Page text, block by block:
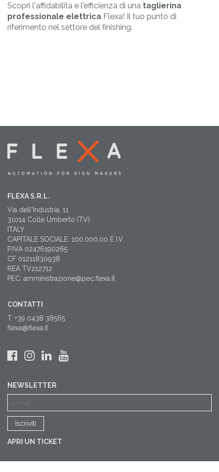
Scopri l'affidabilità e l'efficienza di una taglierina
professionale elettrica Flexa! Il tuo punto di
riferimento nel settore del finishing.
FLEXA S.R.L.
Via dell'Industria, 11
31014 Colle Umberto (TV)
ITALY
CAPITALE SOCIALE: 100.000,00 E I.V.
P.IVA 02476190265
CF 01211830938
REA TV212712
PEC: amministrazione@pec.flexa.it
CONTATTI
T: +39 0438 38565
flexa@flexa.it
NEWSLETTER
APRI UN TICKET